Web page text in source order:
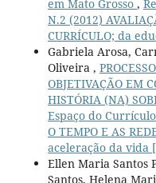
em Mato Grosso ,
N.2 (2012)
CURRÍCULO; da
Gabriela Arosa,
Oliveira ,
OBJETIVAÇÃO EM
HISTÓRIA (NA)
Espaço do
O TEMPO E AS
aceleração da vida
Ellen Maria Santos
Santos, Helena